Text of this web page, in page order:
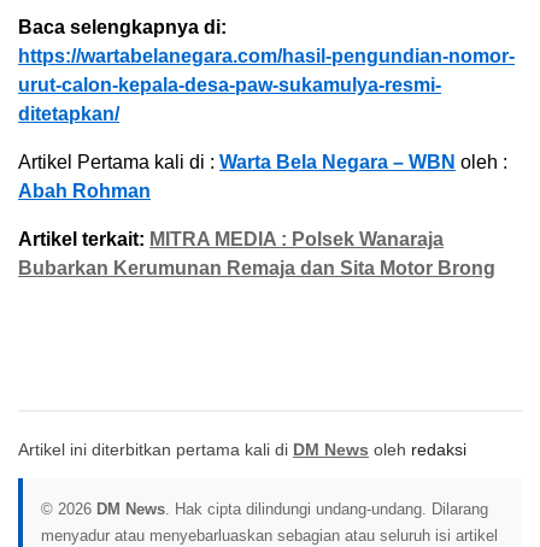
Baca selengkapnya di:
https://wartabelanegara.com/hasil-pengundian-nomor-
urut-calon-kepala-desa-paw-sukamulya-resmi-
ditetapkan/
Artikel Pertama kali di : Warta Bela Negara – WBN oleh :
Abah Rohman
Artikel terkait: MITRA MEDIA : Polsek Wanaraja
Bubarkan Kerumunan Remaja dan Sita Motor Brong
Artikel ini diterbitkan pertama kali di DM News oleh redaksi
© 2026 DM News. Hak cipta dilindungi undang-undang. Dilarang
menyadur atau menyebarluaskan sebagian atau seluruh isi artikel